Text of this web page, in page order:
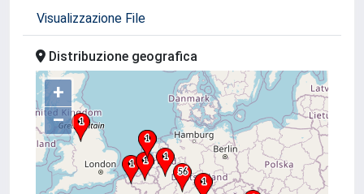
Visualizzazione File
Distribuzione geografica
+
–